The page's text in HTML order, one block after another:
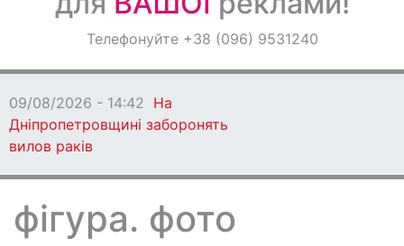
ОголошенняТелефонуйте +38 (096) 9531240
09/08/2026 - 14:42 На
Дніпропетровщині заборонять
вилов раків
фігура. фото